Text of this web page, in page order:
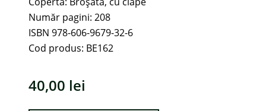
Număr pagini: 208
ISBN 978-606-9679-32-6
Cod produs: BE162
40,00 lei